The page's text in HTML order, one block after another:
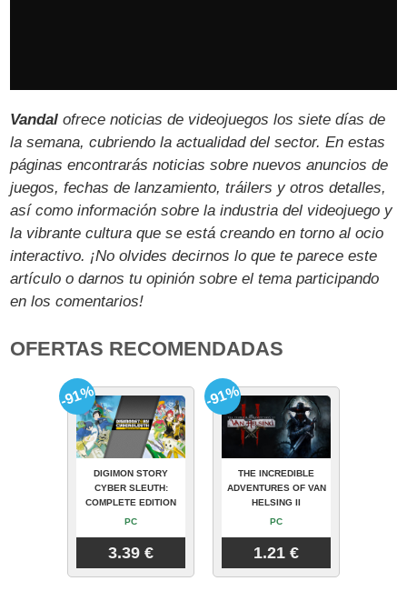
Vandal ofrece noticias de videojuegos los siete días de
la semana, cubriendo la actualidad del sector. En estas
páginas encontrarás noticias sobre nuevos anuncios de
juegos, fechas de lanzamiento, tráilers y otros detalles,
así como información sobre la industria del videojuego y
la vibrante cultura que se está creando en torno al ocio
interactivo. ¡No olvides decirnos lo que te parece este
artículo o darnos tu opinión sobre el tema participando
en los comentarios!
OFERTAS RECOMENDADAS
DIGIMON STORY
CYBER SLEUTH:
COMPLETE EDITION
PC
3.39 €
-91%
THE INCREDIBLE
ADVENTURES OF VAN
HELSING II
PC
1.21 €
-91%